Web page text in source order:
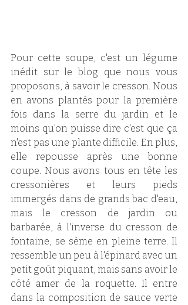
Pour cette soupe, c'est un légume
inédit sur le blog que nous vous
proposons, à savoir le cresson. Nous
en avons plantés pour la première
fois dans la serre du jardin et le
moins qu'on puisse dire c'est que ça
n'est pas une plante difficile. En plus,
elle repousse après une bonne
coupe. Nous avons tous en tête les
cressonières et leurs pieds
immergés dans de grands bac d'eau,
mais le cresson de jardin ou
barbarée, à l'inverse du cresson de
fontaine, se sème en pleine terre. Il
ressemble un peu à l'épinard avec un
petit goût piquant, mais sans avoir le
côté amer de la roquette. Il entre
dans la composition de sauce verte